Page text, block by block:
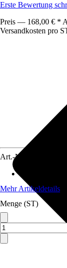
Erste Bewertung
Preis — 168,00 € *
Versandkosten pro
Art.-Nr.
Mehr Artikeldetails
Menge (ST)